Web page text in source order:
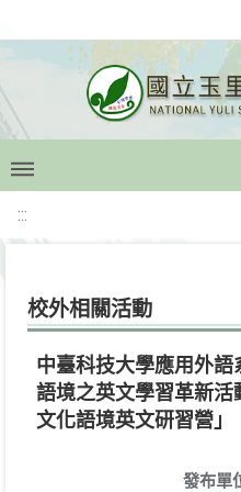
:::
校外相關活動
中臺科技大學應用外
語境之英文學習革新
文化語境英文研習營」
發布單